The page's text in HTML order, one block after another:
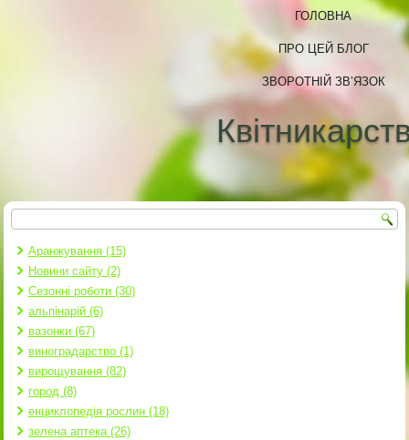
ГОЛОВНА
ПРО ЦЕЙ БЛОГ
ЗВОРОТНІЙ ЗВ’ЯЗОК
Пошукова форма
Пошук
Аранжування (15)
Новини сайту (2)
Сезонні роботи (30)
альпінарій (6)
вазонки (67)
виноградарство (1)
вирощування (82)
город (8)
енциклопедія рослин (18)
зелена аптека (26)